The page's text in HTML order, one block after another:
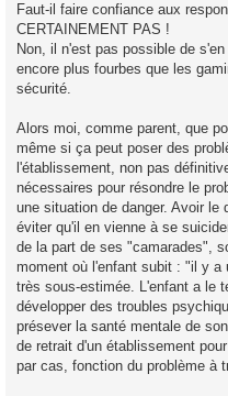
Faut-il faire confiance aux
CERTAINEMENT PAS !
Non, il n'est pas possible de
encore plus fourbes que les
sécurité.
Alors moi, comme parent, que
même si ça peut poser des
l'établissement, non pas
nécessaires pour résondre le
une situation de danger. Avoir
éviter qu'il en vienne à se
de la part de ses "camarades",
moment où l'enfant subit : "il y a
très sous-estimée. L'enfant a le
développer des troubles
présever la santé mentale de
de retrait d'un établissement
par cas, fonction du problème à